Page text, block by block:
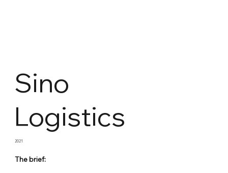
Sino
Logistics
2021
The brief: